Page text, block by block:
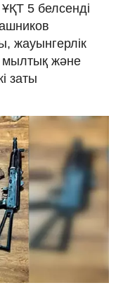
5 белсенді
жауынгерлік
мылтық және
заты